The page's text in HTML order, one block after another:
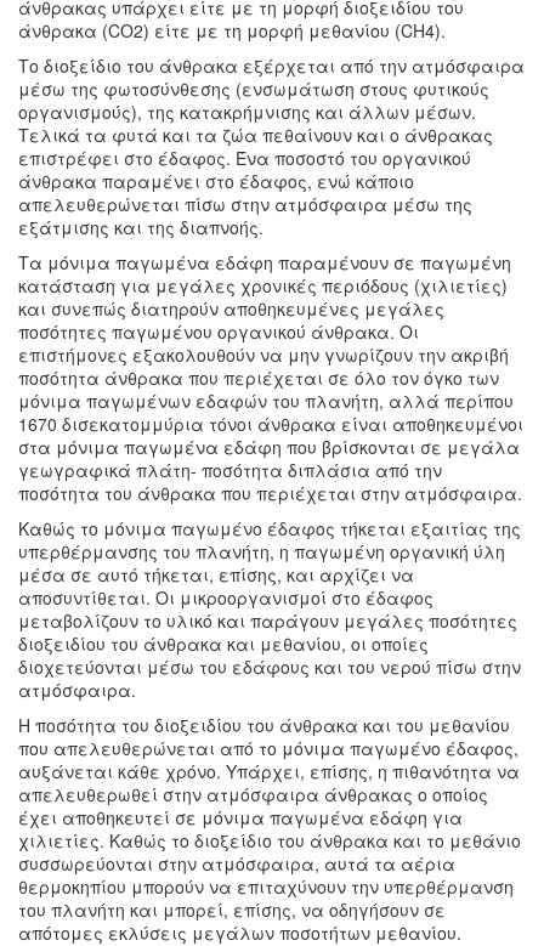
άνθρακας υπάρχει είτε με τη μορφή διοξειδίου του
άνθρακα (CO2) είτε με τη μορφή μεθανίου (CH4).
Το διοξείδιο του άνθρακα εξέρχεται από την ατμόσφαιρα
μέσω της φωτοσύνθεσης (ενσωμάτωση στους φυτικούς
οργανισμούς), της κατακρήμνισης και άλλων μέσων.
Τελικά τα φυτά και τα ζώα πεθαίνουν και ο άνθρακας
επιστρέφει στο έδαφος. Ένα ποσοστό του οργανικού
άνθρακα παραμένει στο έδαφος, ενώ κάποιο
απελευθερώνεται πίσω στην ατμόσφαιρα μέσω της
εξάτμισης και της διαπνοής.
Τα μόνιμα παγωμένα εδάφη παραμένουν σε παγωμένη
κατάσταση για μεγάλες χρονικές περιόδους (χιλιετίες)
και συνεπώς διατηρούν αποθηκευμένες μεγάλες
ποσότητες παγωμένου οργανικού άνθρακα. Οι
επιστήμονες εξακολουθούν να μην γνωρίζουν την ακριβή
ποσότητα άνθρακα που περιέχεται σε όλο τον όγκο των
μόνιμα παγωμένων εδαφών του πλανήτη, αλλά περίπου
1670 δισεκατομμύρια τόνοι άνθρακα είναι αποθηκευμένοι
στα μόνιμα παγωμένα εδάφη που βρίσκονται σε μεγάλα
γεωγραφικά πλάτη- ποσότητα διπλάσια από την
ποσότητα του άνθρακα που περιέχεται στην ατμόσφαιρα.
Καθώς το μόνιμα παγωμένο έδαφος τήκεται εξαιτίας της
υπερθέρμανσης του πλανήτη, η παγωμένη οργανική ύλη
μέσα σε αυτό τήκεται, επίσης, και αρχίζει να
αποσυντίθεται. Οι μικροοργανισμοί στο έδαφος
μεταβολίζουν το υλικό και παράγουν μεγάλες ποσότητες
διοξειδίου του άνθρακα και μεθανίου, οι οποίες
διοχετεύονται μέσω του εδάφους και του νερού πίσω στην
ατμόσφαιρα.
Η ποσότητα του διοξειδίου του άνθρακα και του μεθανίου
που απελευθερώνεται από το μόνιμα παγωμένο έδαφος,
αυξάνεται κάθε χρόνο. Υπάρχει, επίσης, η πιθανότητα να
απελευθερωθεί στην ατμόσφαιρα άνθρακας ο οποίος
έχει αποθηκευτεί σε μόνιμα παγωμένα εδάφη για
χιλιετίες. Καθώς το διοξείδιο του άνθρακα και το μεθάνιο
συσσωρεύονται στην ατμόσφαιρα, αυτά τα αέρια
θερμοκηπίου μπορούν να επιταχύνουν την υπερθέρμανση
του πλανήτη και μπορεί, επίσης, να οδηγήσουν σε
απότομες εκλύσεις μεγάλων ποσοτήτων μεθανίου.